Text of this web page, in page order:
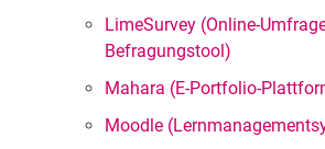
LimeSurvey (Online-
Befragungstool)
Mahara (E-Portfolio-
Moodle